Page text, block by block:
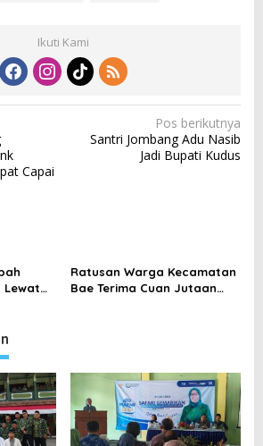
Ikuti Kami
Capai
Pos berikutnya
Santri Jombang Adu Nasib
Jadi Bupati Kudus
Lewat
Ratusan Warga Kecamatan
Bae Terima Cuan Jutaan